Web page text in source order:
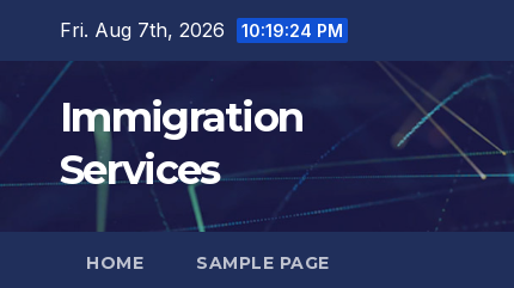
content
Fri. Aug 7th, 2026 10:19:25 PM
Immigration
Services
HOME SAMPLE PAGE